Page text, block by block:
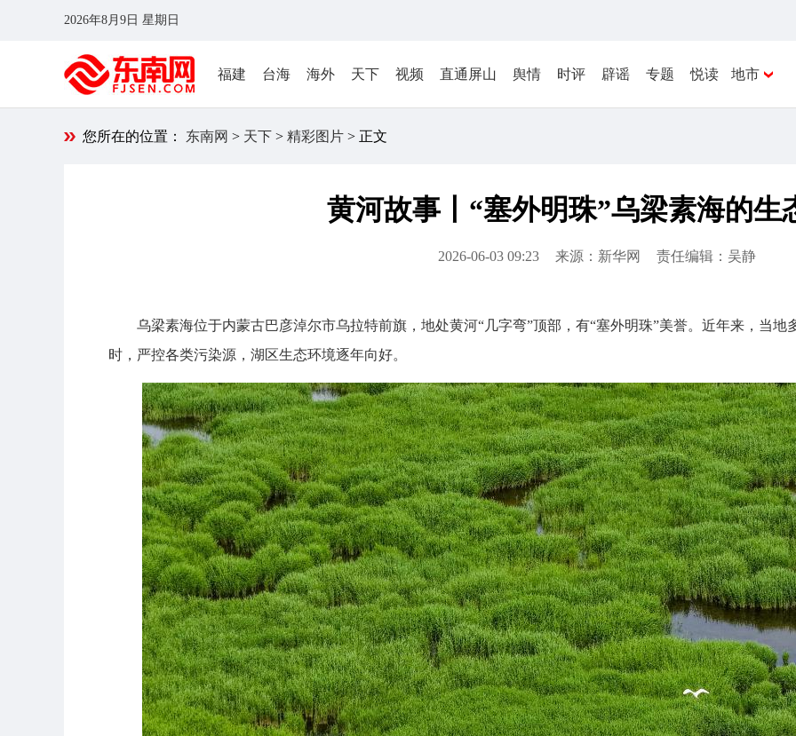
2026年8月9日 星期日
福建 台海 海外 天下 视频 直通屏山 舆情 时评 辟谣 专题 悦读 地市
您所在的位置： 东南网 > 天下 > 精彩图片 > 正文
黄河故事丨“塞外明珠”乌梁素海的生
2026-06-03 09:23 来源：新华网 责任编辑：吴静
乌梁素海位于内蒙古巴彦淖尔市乌拉特前旗，地处黄河“几字弯”顶部，有“塞外明珠”美誉。近年来，当
时，严控各类污染源，湖区生态环境逐年向好。